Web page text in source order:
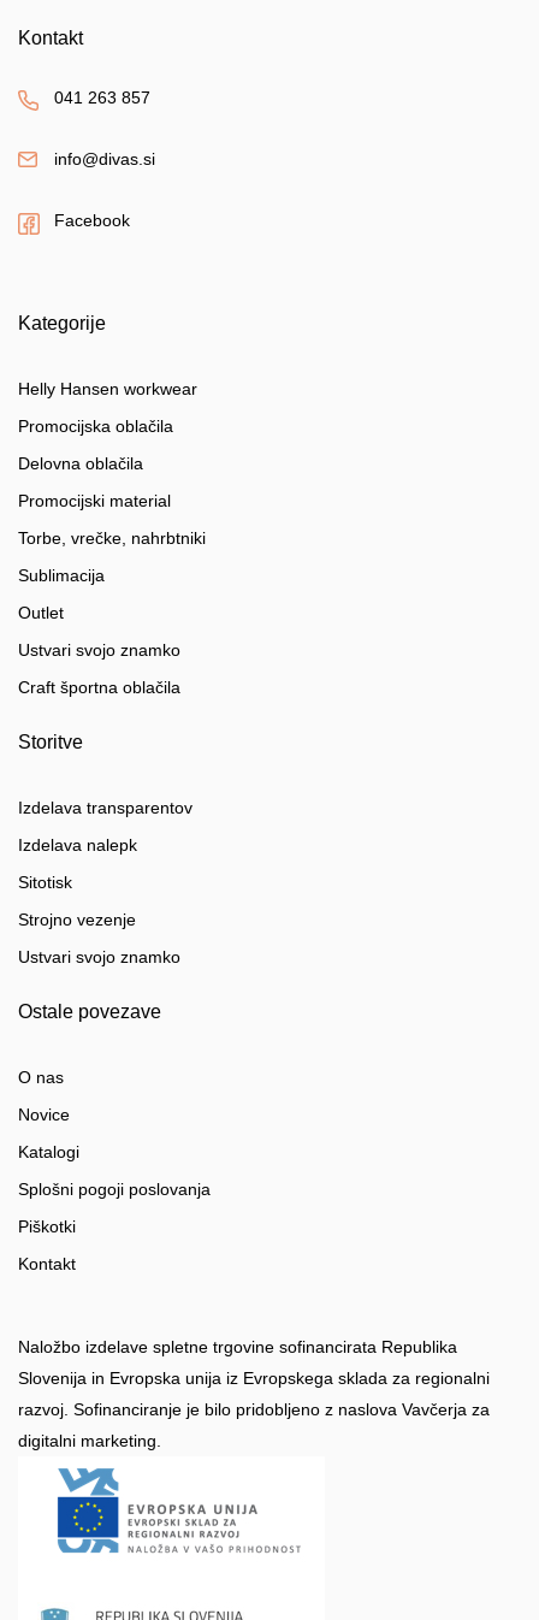
Kontakt
041 263 857
info@divas.si
Facebook
Kategorije
Helly Hansen workwear
Promocijska oblačila
Delovna oblačila
Promocijski material
Torbe, vrečke, nahrbtniki
Sublimacija
Outlet
Ustvari svojo znamko
Craft športna oblačila
Storitve
Izdelava transparentov
Izdelava nalepk
Sitotisk
Strojno vezenje
Ustvari svojo znamko
Ostale povezave
O nas
Novice
Katalogi
Splošni pogoji poslovanja
Piškotki
Kontakt
Naložbo izdelave spletne trgovine sofinancirata Republika
Slovenija in Evropska unija iz Evropskega sklada za regionalni
razvoj. Sofinanciranje je bilo pridobljeno z naslova Vavčerja za
digitalni marketing.